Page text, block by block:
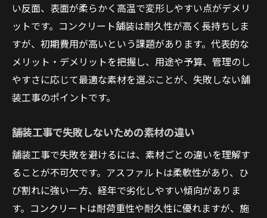
い反面、表面が柔らかく高温で変形しやすい点がデメリ
ットです。コンクリート舗装は耐久性が高く長持ちしま
すが、初期費用が高いという課題があります。代表的な
メリット・デメリットを把握し、用途や予算、管理のし
やすさに応じて最適な素材を選ぶことが、失敗しない舗
装工事のポイントです。
舗装工事で失敗しないための素材の違い
舗装工事で失敗を避けるには、素材ごとの違いを理解す
ることが不可欠です。アスファルトは柔軟性があり、ひ
び割れに強い一方、経年で劣化しやすい傾向がありま
す。コンクリートは耐荷重性や耐久性に優れますが、施